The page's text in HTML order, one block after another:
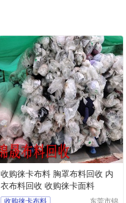
收购徕卡布料 胸罩布料回收 内
衣布料回收 收购徕卡面料
收购徕卡布料
东莞市锦